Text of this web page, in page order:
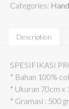
Categories:
Description
SPESIFIKASI
* Bahan 100%
* Ukuran 70cm x
* Gramasi : 500